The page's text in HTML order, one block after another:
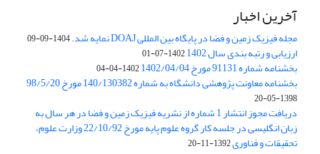
آخرین اخبار
مجله فیزیک زمین و فضا در پایگاه بین المللی DOAJ نمایه شد. 1404-09-09
ارزیابی و رتبه بندی سال 1402 1402-07-01
بخشنامه شماره 91131 مورخ 1402/04/04 1402-04-04
بخشنامه معاونت پژوهشی دانشگاه به شماره 140/130382 مورخ 98/5/20
1398-05-20
دریافت مجوز انتشار 1 شماره از نشریه فیزیک زمین و فضا در هر سال به
زبان انگلیسی در جلسه کار گروه علوم پایه مورخ 22/10/92 وزارت علوم،
تحقیقات و فناوری1392-11-20